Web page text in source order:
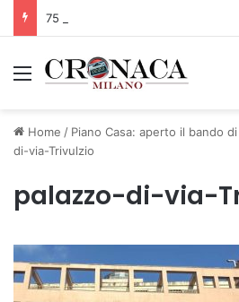
Menu
Home / Piano Casa: aperto il bando
di-via-Trivulzio
palazzo-di-via-